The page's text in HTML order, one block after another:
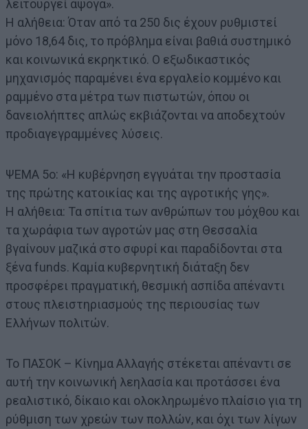
λειτουργεί άψογα».
Η αλήθεια: Όταν από τα 250 δις έχουν ρυθμιστεί
μόνο 18,64 δις, το πρόβλημα είναι βαθιά συστημικό
και κοινωνικά εκρηκτικό. Ο εξωδικαστικός
μηχανισμός παραμένει ένα εργαλείο κομμένο και
ραμμένο στα μέτρα των πιστωτών, όπου οι
δανειολήπτες απλώς εκβιάζονται να αποδεχτούν
προδιαγεγραμμένες λύσεις.
ΨΕΜΑ 5ο: «Η κυβέρνηση εγγυάται την προστασία
της πρώτης κατοικίας και της αγροτικής γης».
Η αλήθεια: Τα σπίτια των ανθρώπων του μόχθου και
τα χωράφια των αγροτών μας στη Θεσσαλία
βγαίνουν μαζικά στο σφυρί και παραδίδονται στα
ξένα funds. Καμία κυβερνητική διάταξη δεν
προσφέρει πραγματική, θεσμική ασπίδα απέναντι
στους πλειστηριασμούς της περιουσίας των
Ελλήνων πολιτών.
Το ΠΑΣΟΚ – Κίνημα Αλλαγής στέκεται απέναντι σε
αυτή την κοινωνική λεηλασία και προτάσσει ένα
ρεαλιστικό, δίκαιο και ολοκληρωμένο πλαίσιο για τη
ρύθμιση των χρεών των πολλών, και όχι των λίγων